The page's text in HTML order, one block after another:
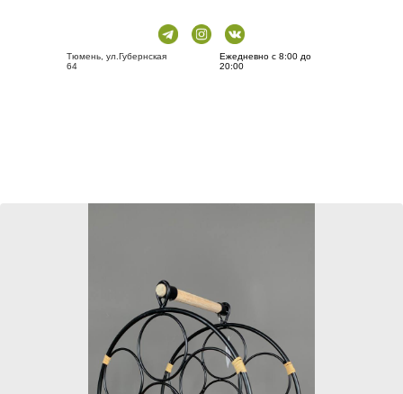
Тюмень, ул.Губернская
64
Ежедневно с 8:00 до
20:00